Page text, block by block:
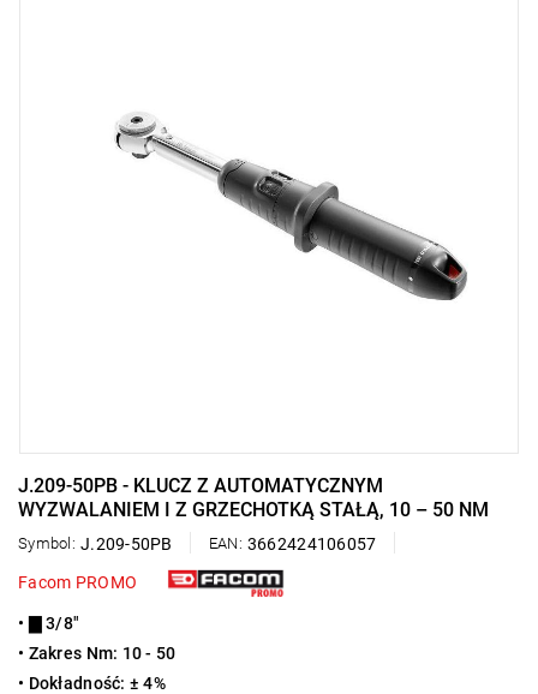
J.209-50PB - KLUCZ Z AUTOMATYCZNYM
WYZWALANIEM I Z GRZECHOTKĄ STAŁĄ, 10 – 50 NM
Symbol: J.209-50PB EAN: 3662424106057
Facom PROMO
• ▇ 3/8"
• Zakres Nm: 10 - 50
• Dokładność: ± 4%